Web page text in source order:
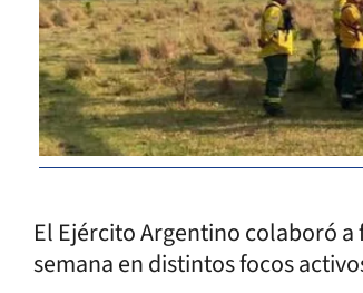
El Ejército Argentino colaboró
semana en distintos focos